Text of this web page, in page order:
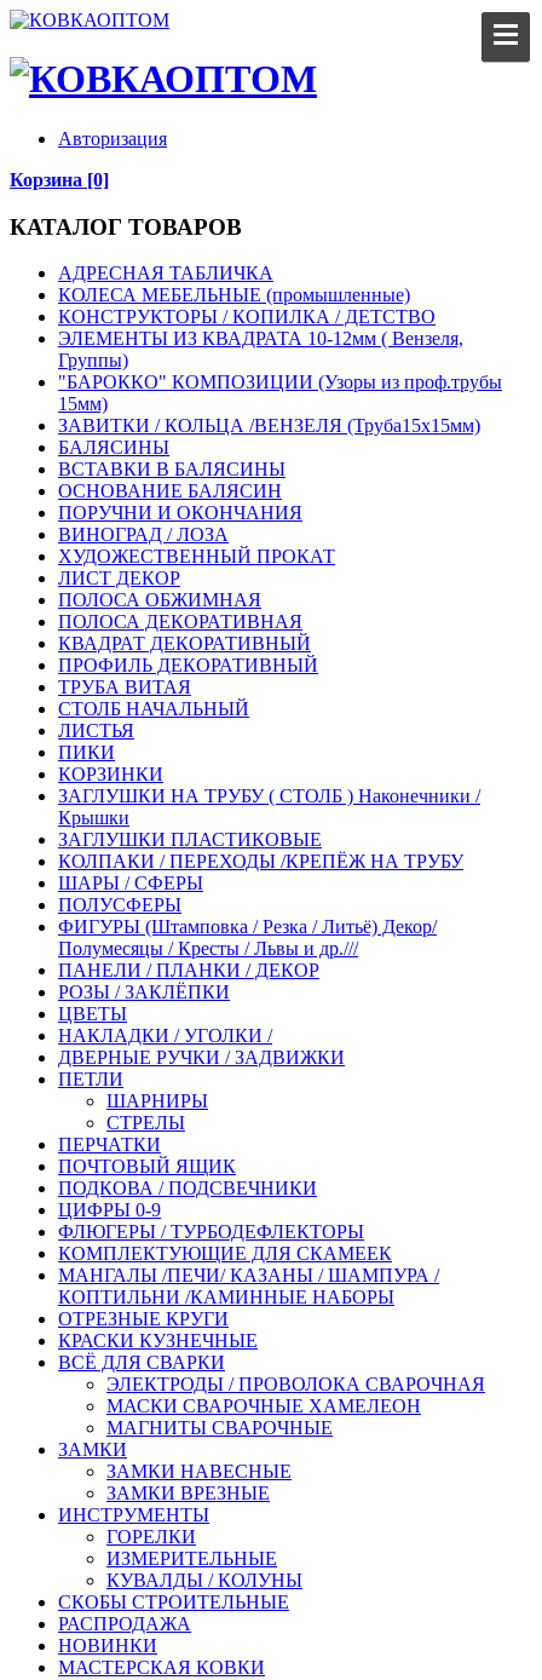
Авторизация
Корзина [0]
КАТАЛОГ ТОВАРОВ
АДРЕСНАЯ ТАБЛИЧКА
КОЛЕСА МЕБЕЛЬНЫЕ (промышленные)
КОНСТРУКТОРЫ / КОПИЛКА / ДЕТСТВО
ЭЛЕМЕНТЫ ИЗ КВАДРАТА 10-12мм ( Вензеля,
Группы)
"БАРОККО" КОМПОЗИЦИИ (Узоры из проф.трубы
15мм)
ЗАВИТКИ / КОЛЬЦА /ВЕНЗЕЛЯ (Труба15х15мм)
БАЛЯСИНЫ
ВСТАВКИ В БАЛЯСИНЫ
ОСНОВАНИЕ БАЛЯСИН
ПОРУЧНИ И ОКОНЧАНИЯ
ВИНОГРАД / ЛОЗА
ХУДОЖЕСТВЕННЫЙ ПРОКАТ
ЛИСТ ДЕКОР
ПОЛОСА ОБЖИМНАЯ
ПОЛОСА ДЕКОРАТИВНАЯ
КВАДРАТ ДЕКОРАТИВНЫЙ
ПРОФИЛЬ ДЕКОРАТИВНЫЙ
ТРУБА ВИТАЯ
СТОЛБ НАЧАЛЬНЫЙ
ЛИСТЬЯ
ПИКИ
КОРЗИНКИ
ЗАГЛУШКИ НА ТРУБУ ( СТОЛБ ) Наконечники /
Крышки
ЗАГЛУШКИ ПЛАСТИКОВЫЕ
КОЛПАКИ / ПЕРЕХОДЫ /КРЕПЁЖ НА ТРУБУ
ШАРЫ / СФЕРЫ
ПОЛУСФЕРЫ
ФИГУРЫ (Штамповка / Резка / Литьё) Декор/
Полумесяцы / Кресты / Львы и др.///
ПАНЕЛИ / ПЛАНКИ / ДЕКОР
РОЗЫ / ЗАКЛЁПКИ
ЦВЕТЫ
НАКЛАДКИ / УГОЛКИ /
ДВЕРНЫЕ РУЧКИ / ЗАДВИЖКИ
ПЕТЛИ
ШАРНИРЫ
СТРЕЛЫ
ПЕРЧАТКИ
ПОЧТОВЫЙ ЯЩИК
ПОДКОВА / ПОДСВЕЧНИКИ
ЦИФРЫ 0-9
ФЛЮГЕРЫ / ТУРБОДЕФЛЕКТОРЫ
КОМПЛЕКТУЮЩИЕ ДЛЯ СКАМЕЕК
МАНГАЛЫ /ПЕЧИ/ КАЗАНЫ / ШАМПУРА /
КОПТИЛЬНИ /КАМИННЫЕ НАБОРЫ
ОТРЕЗНЫЕ КРУГИ
КРАСКИ КУЗНЕЧНЫЕ
ВСЁ ДЛЯ СВАРКИ
ЭЛЕКТРОДЫ / ПРОВОЛОКА СВАРОЧНАЯ
МАСКИ СВАРОЧНЫЕ ХАМЕЛЕОН
МАГНИТЫ СВАРОЧНЫЕ
ЗАМКИ
ЗАМКИ НАВЕСНЫЕ
ЗАМКИ ВРЕЗНЫЕ
ИНСТРУМЕНТЫ
ГОРЕЛКИ
ИЗМЕРИТЕЛЬНЫЕ
КУВАЛДЫ / КОЛУНЫ
СКОБЫ СТРОИТЕЛЬНЫЕ
РАСПРОДАЖА
НОВИНКИ
МАСТЕРСКАЯ КОВКИ